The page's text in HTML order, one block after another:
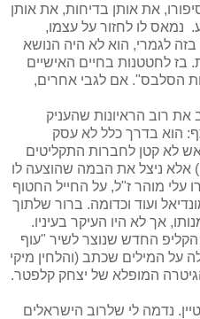
את אותן בדיחות, את אותן
נמאס לו לחזור על עצמו,
בזה לגמרי, הוא לא היה הנושא
בז לחטטנות בחיים האישיים
הסלבס". אם לגבי אחרים,
רוב הראיונות שהעניק
הוא בדרך כלל לא עסק
לא קטן לחברות התקליטים
אלא ניצל את הבמה שהוצעה לו
עלי מוהר ז"ל, על החייל החטוף
ועוד וכדומה. ברור שלתוך
אך לא היו העיקר בעיניו.
החדש שנוצר לשיר "עוף
על המילים שכתב (והלחין מיקי
המופלא של יצחק קלפטר.
נדמה לי שלרוב הישראלים